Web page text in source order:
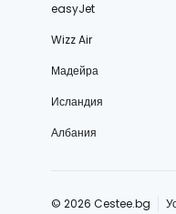
easyJet
Wizz Air
Мадейра
Исландия
Албания
© 2026 Cestee.bg